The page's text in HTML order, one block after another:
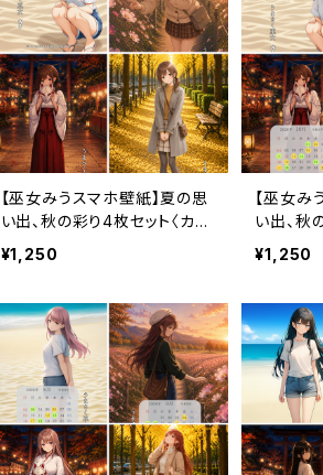
【巫女みうスマホ壁紙】夏の思
い出、秋の彩り4枚セット〈カレ
ンダーなし・3ヶ月利用コード
付き〉
¥1,250
【巫女み
い出、秋
1月カレ
ド付き〉
¥1,250